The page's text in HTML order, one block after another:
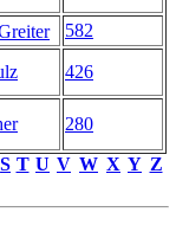
582
426
280
S T U V W X Y Z